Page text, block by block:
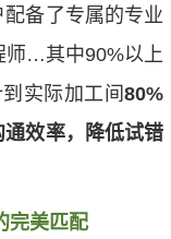
备了专属的专业
师…其中90%以上
实际加工间80%
效率，降低试错
完美匹配